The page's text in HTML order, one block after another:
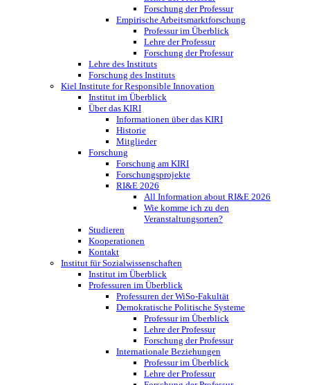
Forschung der Professur
Empirische Arbeitsmarktforschung
Professur im Überblick
Lehre der Professur
Forschung der Professur
Lehre des Instituts
Forschung des Instituts
Kiel Institute for Responsible Innovation
Institut im Überblick
Über das KIRI
Informationen über das KIRI
Historie
Mitglieder
Forschung
Forschung am KIRI
Forschungsprojekte
RI&E 2026
All Information about RI&E 2026
Wie komme ich zu den
Veranstaltungsorten?
Studieren
Kooperationen
Kontakt
Institut für Sozialwissenschaften
Institut im Überblick
Professuren im Überblick
Professuren der WiSo-Fakultät
Demokratische Politische Systeme
Professur im Überblick
Lehre der Professur
Forschung der Professur
Internationale Beziehungen
Professur im Überblick
Lehre der Professur